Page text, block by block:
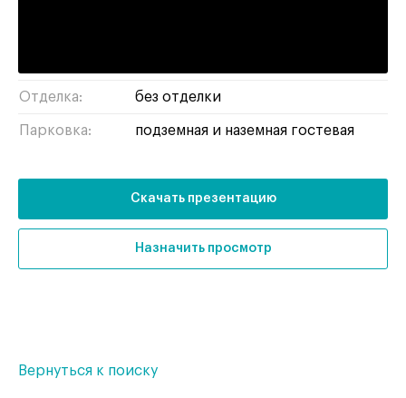
Отделка: без отделки
Парковка: подземная и наземная гостевая
Скачать презентацию
Назначить просмотр
Вернуться к поиску